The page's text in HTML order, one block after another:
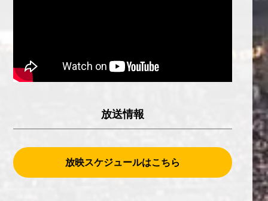
放送情報
放映スケジュールはこちら